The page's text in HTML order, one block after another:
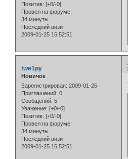
Позитив: [+0/-0]
Провел на форуме:
34 минуты
Последний визит:
2009-01-25 16:52:51
twe1py
Новичок
Зарегистрирован: 2009-01-25
Приглашений: 0
Сообщений: 5
Уважение: [+0/-0]
Позитив: [+0/-0]
Провел на форуме:
34 минуты
Последний визит:
2009-01-25 16:52:51